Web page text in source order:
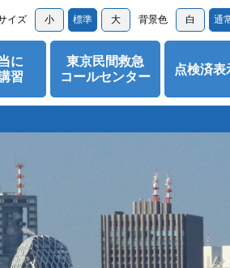
イズ 小 標準 大 背景色 白 通
に
習
東京民間救急
コールセンター
点検済表